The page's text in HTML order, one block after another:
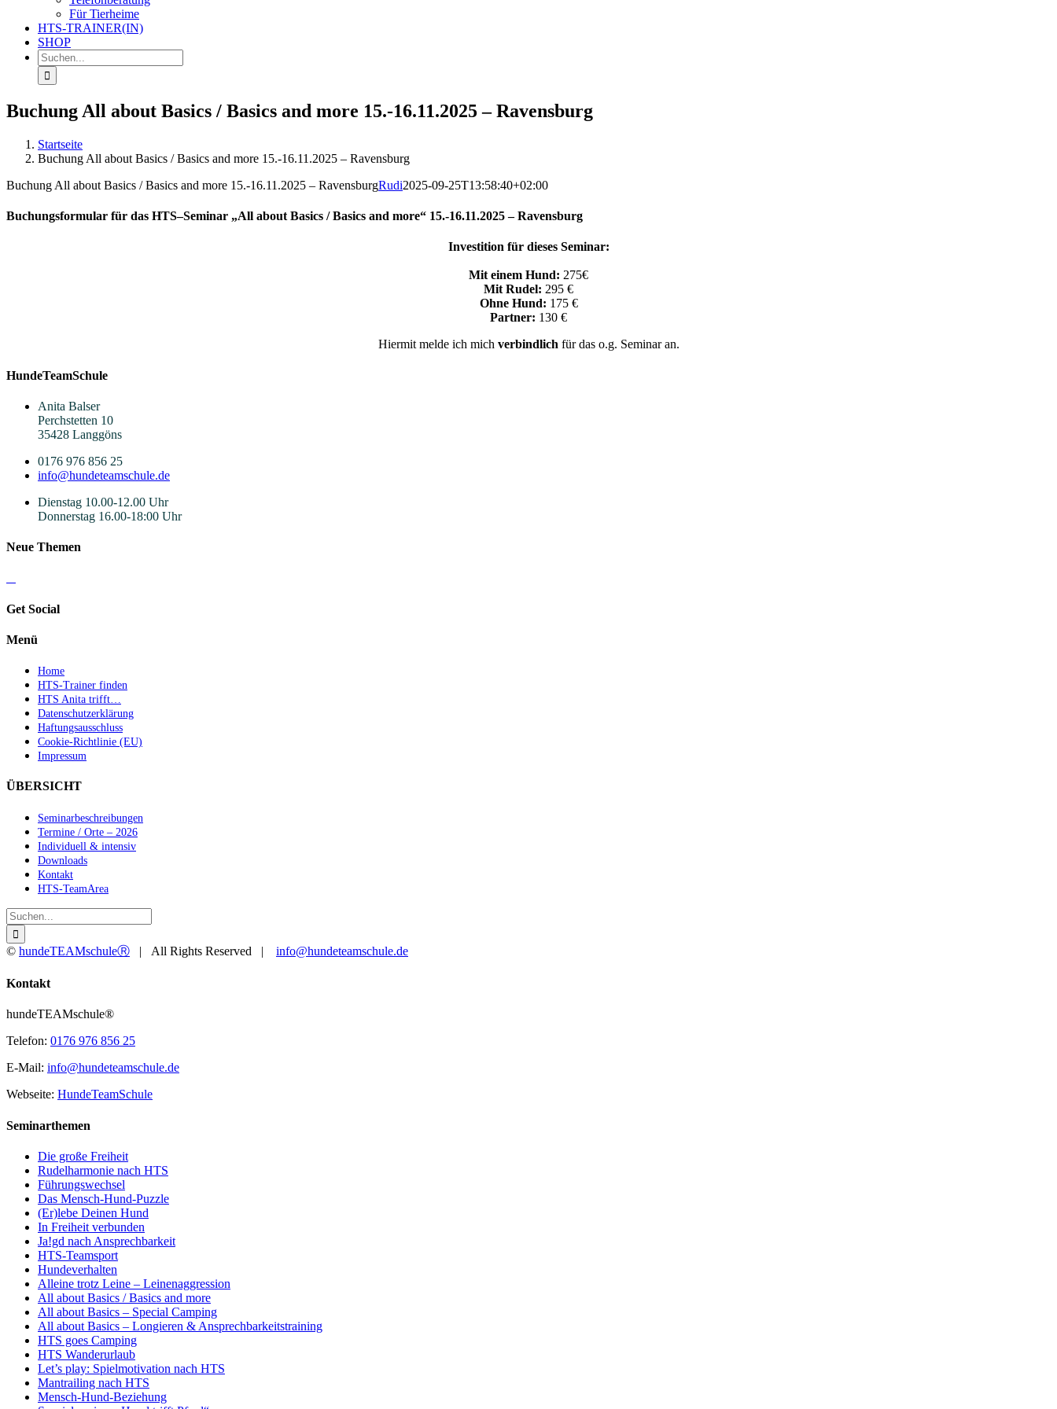
Für Tierheime
HTS-TRAINER(IN)
SHOP
Suche
nach:
Buchung All about Basics / Basics and more 15.-16.11.2025 – Ravensburg
Startseite
Buchung All about Basics / Basics and more 15.-16.11.2025 – Ravensburg
Buchung All about Basics / Basics and more 15.-16.11.2025 – RavensburgRudi2025-09-25T13:58:40+02:00
Buchungsformular für das HTS–Seminar „All about Basics / Basics and more“ 15.-16.11.2025 – Ravensburg
Investition für dieses Seminar:
Mit einem Hund: 275€
Mit Rudel: 295 €
Ohne Hund: 175 €
Partner: 130 €
Hiermit melde ich mich verbindlich für das o.g. Seminar an.
HundeTeamSchule
Anita Balser
Perchstetten 10
35428 Langgöns
0176 976 856 25
info@hundeteamschule.de
Dienstag 10.00-12.00 Uhr
Donnerstag 16.00-18:00 Uhr
Neue Themen
Get Social
Menü
Home
HTS-Trainer finden
HTS Anita trifft…
Datenschutzerklärung
Haftungsausschluss
Cookie-Richtlinie (EU)
Impressum
ÜBERSICHT
Seminarbeschreibungen
Termine / Orte – 2026
Individuell & intensiv
Downloads
Kontakt
HTS-TeamArea
Suche
nach:
© hundeTEAMschuleⓇ | All Rights Reserved | info@hundeteamschule.de
Toggle
Bar
Kontakt
hundeTEAMschule®
Telefon: 0176 976 856 25
E-Mail: info@hundeteamschule.de
Webseite: HundeTeamSchule
Seminarthemen
Die große Freiheit
Rudelharmonie nach HTS
Führungswechsel
Das Mensch-Hund-Puzzle
(Er)lebe Deinen Hund
In Freiheit verbunden
Ja!gd nach Ansprechbarkeit
HTS-Teamsport
Hundeverhalten
Alleine trotz Leine – Leinenaggression
All about Basics / Basics and more
All about Basics – Special Camping
All about Basics – Longieren & Ansprechbarkeitstraining
HTS goes Camping
HTS Wanderurlaub
Let’s play: Spielmotivation nach HTS
Mantrailing nach HTS
Mensch-Hund-Beziehung